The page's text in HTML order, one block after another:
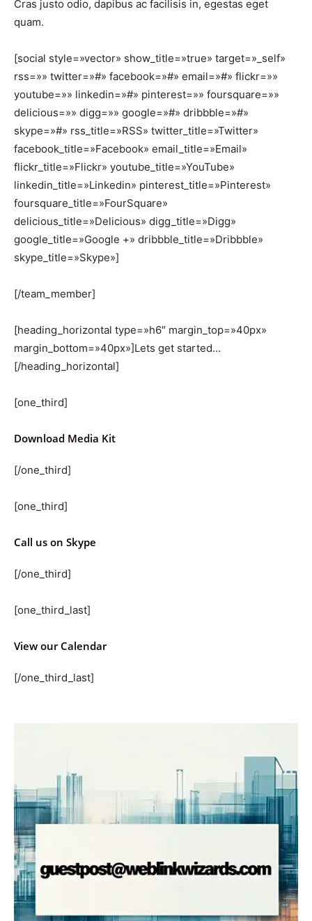
Cras justo odio, dapibus ac facilisis in, egestas eget
quam.
[social style=»vector» show_title=»true» target=»_self»
rss=»» twitter=»#» facebook=»#» email=»#» flickr=»»
youtube=»» linkedin=»#» pinterest=»» foursquare=»»
delicious=»» digg=»» google=»#» dribbble=»#»
skype=»#» rss_title=»RSS» twitter_title=»Twitter»
facebook_title=»Facebook» email_title=»Email»
flickr_title=»Flickr» youtube_title=»YouTube»
linkedin_title=»Linkedin» pinterest_title=»Pinterest»
foursquare_title=»FourSquare»
delicious_title=»Delicious» digg_title=»Digg»
google_title=»Google +» dribbble_title=»Dribbble»
skype_title=»Skype»]
[/team_member]
[heading_horizontal type=»h6″ margin_top=»40px»
margin_bottom=»40px»]Lets get started…
[/heading_horizontal]
[one_third]
Download Media Kit
[/one_third]
[one_third]
Call us on Skype
[/one_third]
[one_third_last]
View our Calendar
[/one_third_last]